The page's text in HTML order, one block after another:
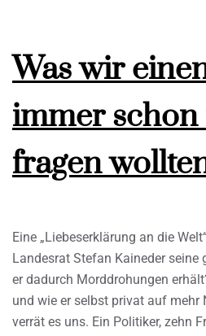
Was wir
immer schon
fragen
Eine „Liebeserklärung an die
Landesrat Stefan Kaineder seine
er dadurch Morddrohungen
und wie er selbst privat auf mehr
verrät es uns. Ein Politiker, zehn